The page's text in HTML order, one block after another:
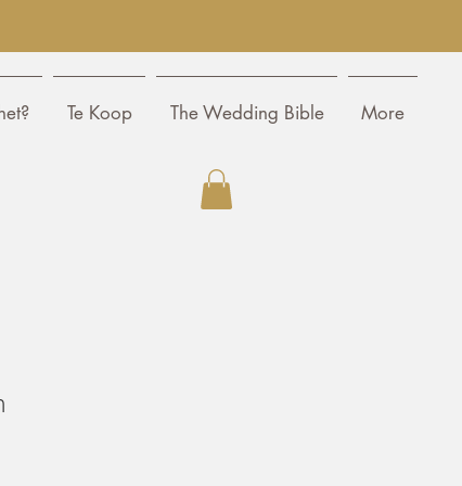
Te Koop The Wedding Bible More